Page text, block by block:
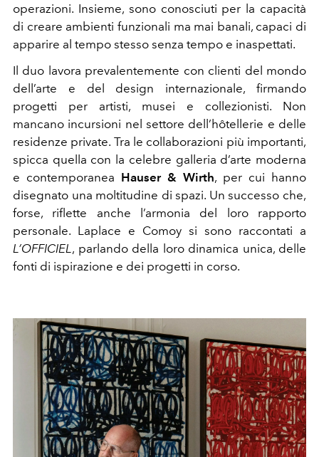
operazioni. Insieme, sono conosciuti per la capacità
di creare ambienti funzionali ma mai banali, capaci di
apparire al tempo stesso senza tempo e inaspettati.
Il duo lavora prevalentemente con clienti del mondo
dell’arte e del design internazionale, firmando
progetti per artisti, musei e collezionisti. Non
mancano incursioni nel settore dell’hôtellerie e delle
residenze private. Tra le collaborazioni più importanti,
spicca quella con la celebre galleria d’arte moderna
e contemporanea Hauser & Wirth, per cui hanno
disegnato una moltitudine di spazi. Un successo che,
forse, riflette anche l’armonia del loro rapporto
personale. Laplace e Comoy si sono raccontati a
L’OFFICIEL, parlando della loro dinamica unica, delle
fonti di ispirazione e dei progetti in corso.